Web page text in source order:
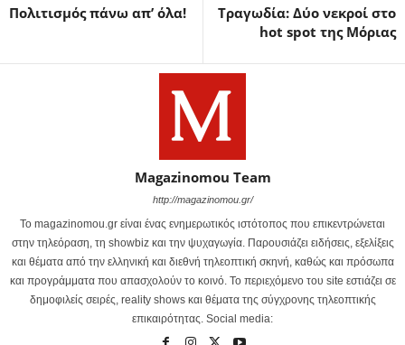
Πολιτισμός πάνω απ’ όλα!
Τραγωδία: Δύο νεκροί στο
hot spot της Μόριας
Magazinomou Team
http://magazinomou.gr/
Το magazinomou.gr είναι ένας ενημερωτικός ιστότοπος που επικεντρώνεται
στην τηλεόραση, τη showbiz και την ψυχαγωγία. Παρουσιάζει ειδήσεις, εξελίξεις
και θέματα από την ελληνική και διεθνή τηλεοπτική σκηνή, καθώς και πρόσωπα
και προγράμματα που απασχολούν το κοινό. Το περιεχόμενο του site εστιάζει σε
δημοφιλείς σειρές, reality shows και θέματα της σύγχρονης τηλεοπτικής
επικαιρότητας. Social media: